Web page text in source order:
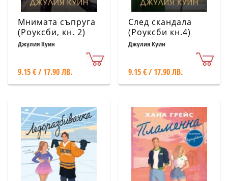
Мнимата съпруга
(Роуксби, кн. 2)
Джулия Куин
9.15 € / 17.90 ЛВ.
След скандала
(Роуксби кн.4)
Джулия Куин
9.15 € / 17.90 ЛВ.